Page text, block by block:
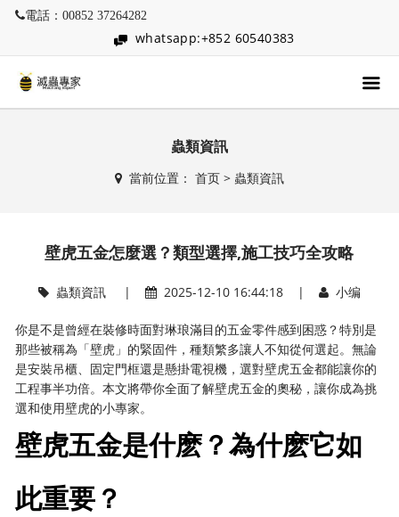
電話：00852 37264282
whatsapp:+852 60540383
蟲類資訊
當前位置： 首页> 蟲類資訊
壁虎五金怎麼選？類型選擇,施工技巧全攻略
蟲類資訊| 2025-12-10 16:44:18 | 小编
你是不是曾經在裝修時面對琳琅滿目的五金零件感到困惑？特別是
那些被稱為「壁虎」的緊固件，種類繁多讓人不知從何選起。無論
是安裝吊櫃、固定門框還是懸掛電視機，選對壁虎五金都能讓你的
工程事半功倍。本文將帶你全面了解壁虎五金的奧秘，讓你成為挑
選和使用壁虎的小專家。
壁虎五金是什麽？為什麽它如
此重要？